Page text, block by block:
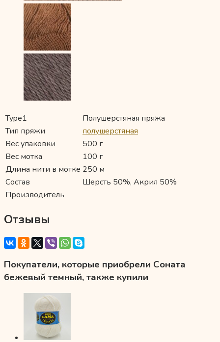
Type1
Полушерстяная пряжа
Тип пряжи
полушерстяная
Вес упаковки
500 г
Вес мотка
100 г
Длина нити в мотке 250 м
Состав
Шерсть 50%, Акрил 50%
Производитель
Отзывы
Покупатели, которые приобрели Соната
бежевый темный, также купили